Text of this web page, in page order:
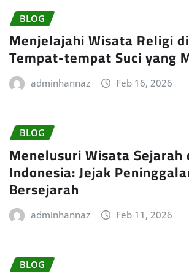
BLOG
Menjelajahi Wisata Religi
Tempat-tempat Suci yang
adminhannaz Feb 16, 2026
BLOG
Menelusuri Wisata Sejarah
Indonesia: Jejak
Bersejarah
adminhannaz Feb 11, 2026
BLOG